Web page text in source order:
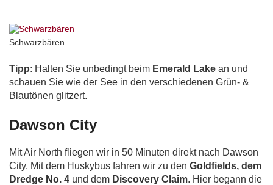
Schwarzbären
Tipp: Halten Sie unbedingt beim Emerald Lake an und
schauen Sie wie der See in den verschiedenen Grün- &
Blautönen glitzert.
Dawson City
Mit Air North fliegen wir in 50 Minuten direkt nach Dawson
City. Mit dem Huskybus fahren wir zu den Goldfields, dem
Dredge No. 4 und dem Discovery Claim. Hier begann die